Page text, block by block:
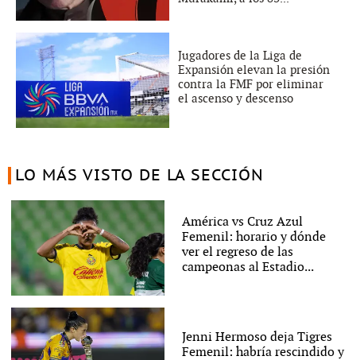
Jugadores de la Liga de
Expansión elevan la presión
contra la FMF por eliminar
el ascenso y descenso
LO MÁS VISTO DE LA SECCIÓN
América vs Cruz Azul
Femenil: horario y dónde
ver el regreso de las
campeonas al Estadio...
Jenni Hermoso deja Tigres
Femenil: habría rescindido y